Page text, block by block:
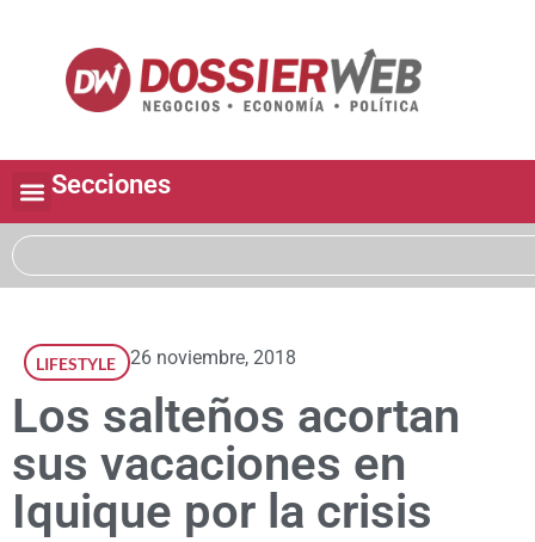
Secciones
LIFESTYLE 26 noviembre, 2018
Los salteños acortan
sus vacaciones en
Iquique por la crisis